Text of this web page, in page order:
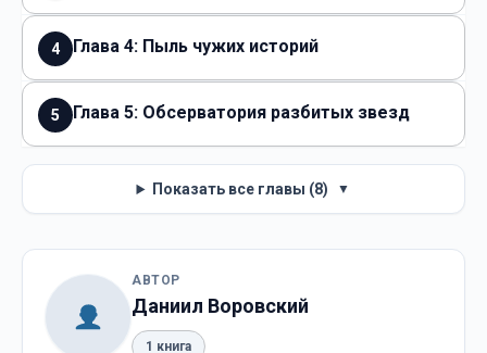
4 Глава 4: Пыль чужих историй
5 Глава 5: Обсерватория разбитых звезд
Показать все главы (8) ▼
АВТОР
Даниил Воровский
1 книга